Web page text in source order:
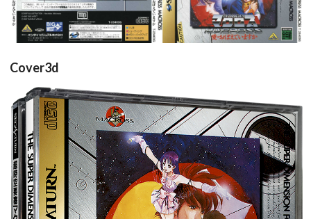
View View
Cover3d